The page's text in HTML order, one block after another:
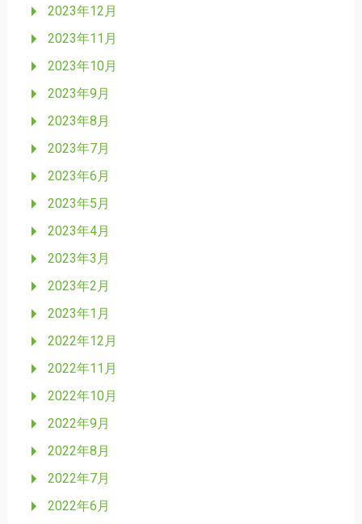
2023年12月
2023年11月
2023年10月
2023年9月
2023年8月
2023年7月
2023年6月
2023年5月
2023年4月
2023年3月
2023年2月
2023年1月
2022年12月
2022年11月
2022年10月
2022年9月
2022年8月
2022年7月
2022年6月